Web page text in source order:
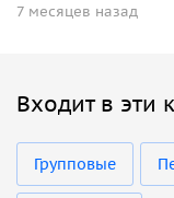
7 месяцев назад
Входит в эти
Групповые